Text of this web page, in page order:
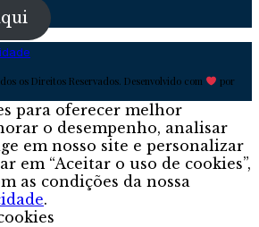
os Direitos Reservados. Desenvolvido com
por
para oferecer melhor
o desempenho, analisar
em nosso site e personalizar
em “Aceitar o uso de cookies”,
as condições da nossa
.